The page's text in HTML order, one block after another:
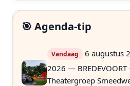
🎯 Agenda-tip
Vandaag
6 augustus
2026 —
Theatergroep